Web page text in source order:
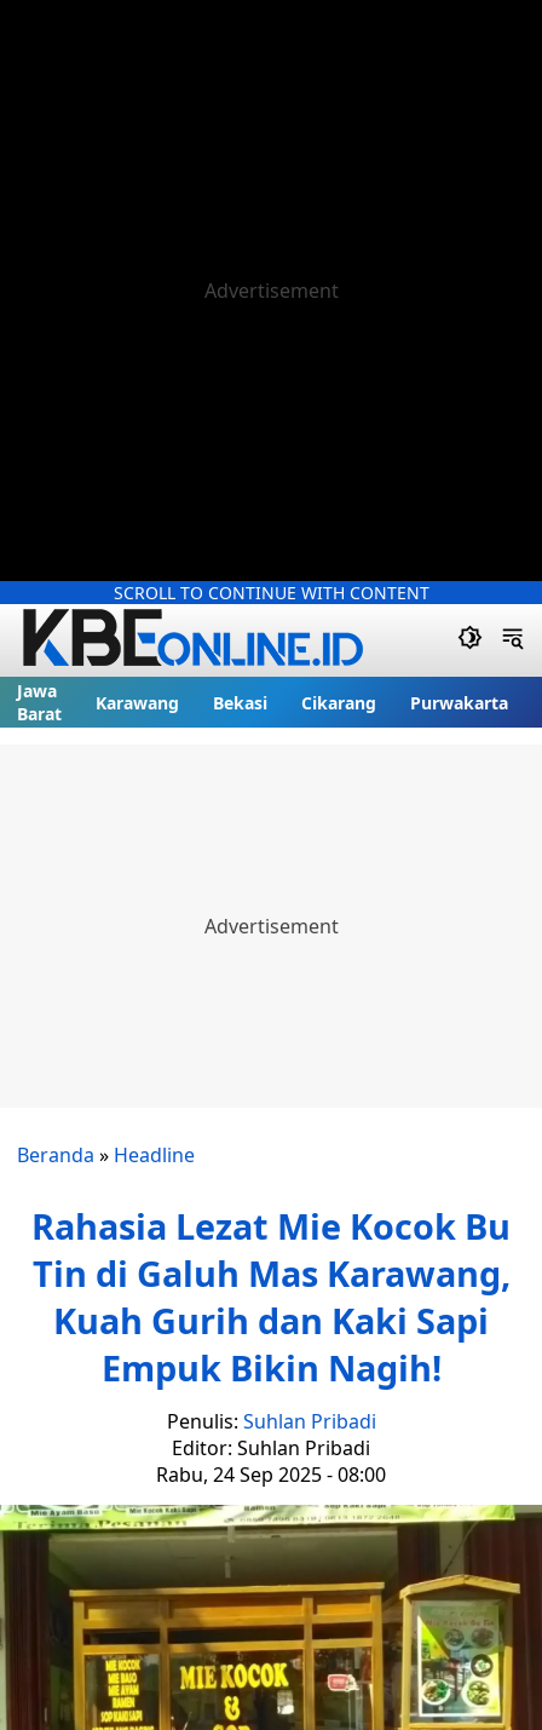
SCROLL TO CONTINUE WITH CONTENT
Jawa
Barat
Karawang Bekasi Cikarang Purwakarta
Beranda » Headline
Rahasia Lezat Mie Kocok Bu
Tin di Galuh Mas Karawang,
Kuah Gurih dan Kaki Sapi
Empuk Bikin Nagih!
Penulis: Suhlan Pribadi
Editor: Suhlan Pribadi
Rabu, 24 Sep 2025 - 08:00